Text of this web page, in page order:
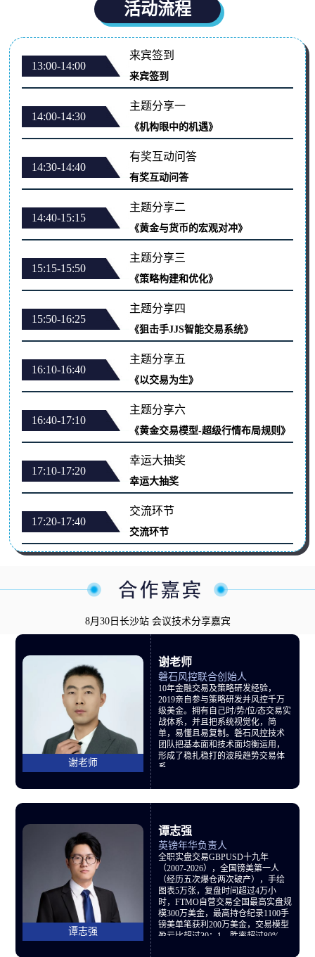
活动流程
13:00-14:00
来宾签到
来宾签到
14:00-14:30
主题分享一
《机构眼中的机遇》
14:30-14:40
有奖互动问答
有奖互动问答
14:40-15:15
主题分享二
《黄金与货币的宏观对冲》
15:15-15:50
主题分享三
《策略构建和优化》
15:50-16:25
主题分享四
《狙击手JJS智能交易系统》
16:10-16:40
主题分享五
《以交易为生》
16:40-17:10
主题分享六
《黄金交易模型-超级行情布局规则》
17:10-17:20
幸运大抽奖
幸运大抽奖
17:20-17:40
交流环节
交流环节
8月30日长沙站 会议技术分享嘉宾
谢老师
谢老师
磐石风控联合创始人
10年金融交易及策略研发经验，
2019亲自参与策略研发并风控千万
级美金。拥有自己时/势/位/态交易实
战体系，并且把系统视觉化，简
单，易懂且易复制。磐石风控技术
团队把基本面和技术面均衡运用，
形成了稳扎稳打的波段趋势交易体
系。
谭志强
谭志强
英镑年华负责人
全职实盘交易GBPUSD十九年
（2007-2026），全国镑美第一人
（经历五次爆仓两次破产），手绘
图表5万张，复盘时间超过4万小
时，FTMO自营交易全国最高实盘规
模300万美金，最高持仓纪录1100手
镑美单笔获利200万美金，交易模型
盈亏比超过30：1，胜率超过80%，